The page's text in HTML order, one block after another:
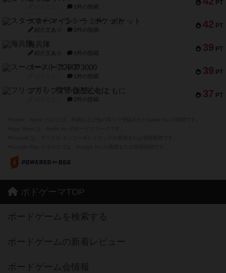
PT
1件の投稿
42 PT
スターマイン・ラミー ポケット
紹介文あり 2件の投稿
39 PT
海兵隊
紹介文あり 1件の投稿
39 PT
スーパーストア3000
1件の投稿
37 PT
フリップ７：復讐心とともに
2件の投稿
ボドゲーマTOP
ボードゲームを検索する
ボードゲームの新着レビュー
ボードゲーム会情報